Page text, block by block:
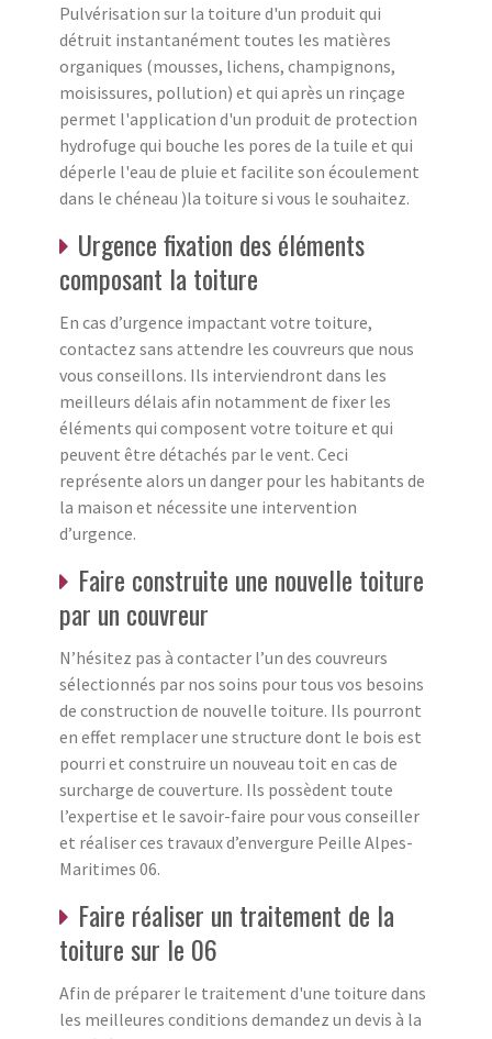
Pulvérisation sur la toiture d'un produit qui
détruit instantanément toutes les matières
organiques (mousses, lichens, champignons,
moisissures, pollution) et qui après un rinçage
permet l'application d'un produit de protection
hydrofuge qui bouche les pores de la tuile et qui
déperle l'eau de pluie et facilite son écoulement
dans le chéneau )la toiture si vous le souhaitez.
Urgence fixation des éléments
composant la toiture
En cas d’urgence impactant votre toiture,
contactez sans attendre les couvreurs que nous
vous conseillons. Ils interviendront dans les
meilleurs délais afin notamment de fixer les
éléments qui composent votre toiture et qui
peuvent être détachés par le vent. Ceci
représente alors un danger pour les habitants de
la maison et nécessite une intervention
d’urgence.
Faire construite une nouvelle toiture
par un couvreur
N’hésitez pas à contacter l’un des couvreurs
sélectionnés par nos soins pour tous vos besoins
de construction de nouvelle toiture. Ils pourront
en effet remplacer une structure dont le bois est
pourri et construire un nouveau toit en cas de
surcharge de couverture. Ils possèdent toute
l’expertise et le savoir-faire pour vous conseiller
et réaliser ces travaux d’envergure Peille Alpes-
Maritimes 06.
Faire réaliser un traitement de la
toiture sur le 06
Afin de préparer le traitement d'une toiture dans
les meilleures conditions demandez un devis à la